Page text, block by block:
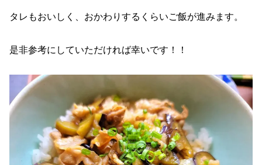
タレもおいしく、おかわりするくらいご飯が進みます。
是非参考にしていただければ幸いです！！